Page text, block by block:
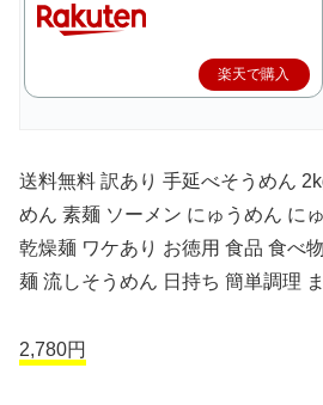
楽天で購入
送料無料 訳あり 手延べそうめん
めん 素麺 ソーメン にゅうめん に
乾燥麺 ワケあり お徳用 食品 食べ
麺 流しそうめん 日持ち 簡単調理
2,780円